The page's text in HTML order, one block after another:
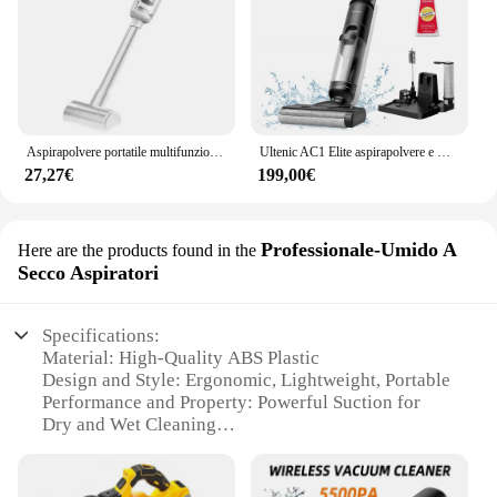
27,27€ 199,00€
Here are the products found in the Professionale-Umido A
Secco Aspiratori
Specifications:
Material: High-Quality ABS Plastic
Design and Style: Ergonomic, Lightweight, Portable
Performance and Property: Powerful Suction for
Dry and Wet Cleaning
Extension Hose
Typical Adaptive Scenario: Versatile for Home and